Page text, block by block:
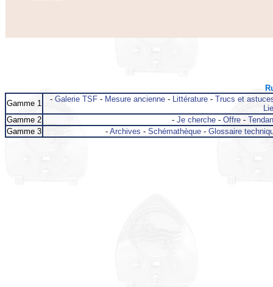
Gamme 1
- Galerie TSF- Mesure ancienne- Littérature- Trucs et
Gamme 2
- Je cherche- Offre-
Gamme 3
- Archives - Schémathèque- Glossaire